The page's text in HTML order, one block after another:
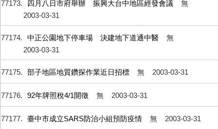
77173 四月八日市府舉辦 振興大台中地區經發會議
無
2003-03-31
77174 中正公園地下停車場 決建地下道通中醫
無
2003-03-31
77175 部子地區地質鑽探作業近日招標 無 2003-03-31
77176 92年牌照稅4/1開徵 無 2003-03-31
77177 臺中市成立SARS防治小組預防疫情 無 2003-03-31